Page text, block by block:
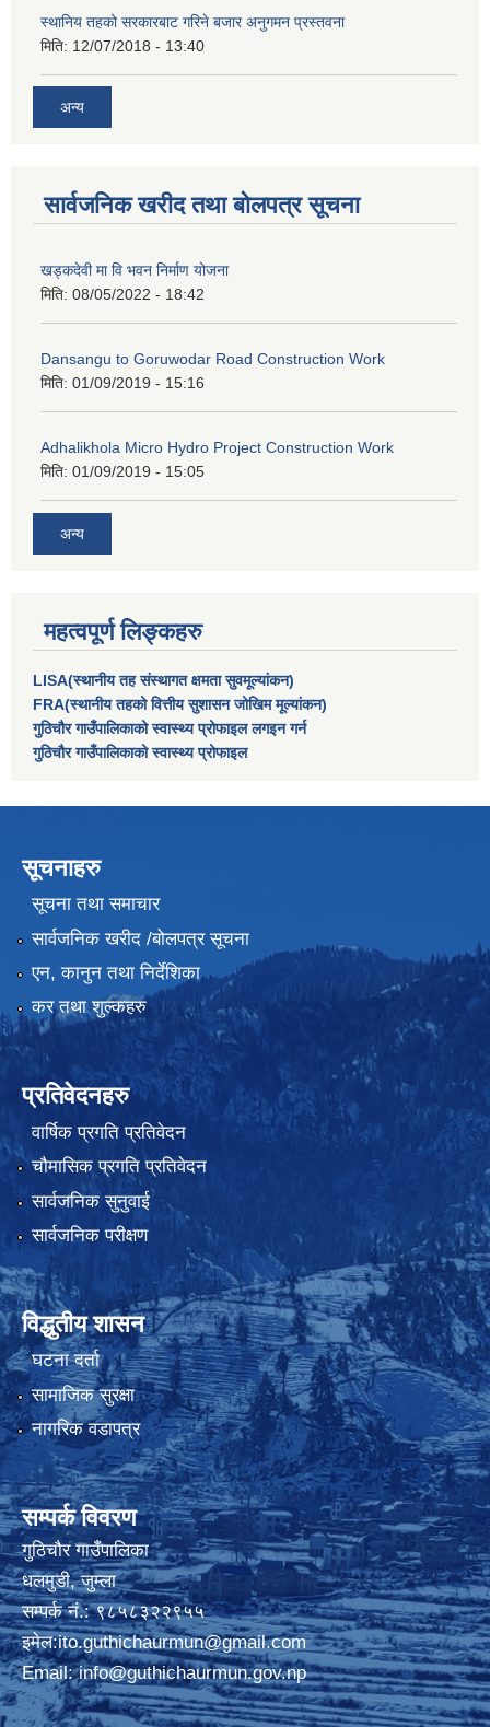
स्थानिय तहको सरकारबाट गरिने बजार अनुगमन प्रस्तवना
मिति: 12/07/2018 - 13:40
अन्य
सार्वजनिक खरीद तथा बोलपत्र सूचना
खड्कदेवी मा वि भवन निर्माण योजना
मिति: 08/05/2022 - 18:42
Dansangu to Goruwodar Road Construction Work
मिति: 01/09/2019 - 15:16
Adhalikhola Micro Hydro Project Construction Work
मिति: 01/09/2019 - 15:05
अन्य
महत्वपूर्ण लिङ्कहरु
LISA(स्थानीय तह संस्थागत क्षमता सुवमूल्यांकन)
FRA(स्थानीय तहको वित्तीय सुशासन जोखिम मूल्यांकन)
गुठिचौर गाउँपालिकाको स्वास्थ्य प्रोफाइल लगइन गर्न
गुठिचौर गाउँपालिकाको स्वास्थ्य प्रोफाइल
सूचनाहरु
सूचना तथा समाचार
सार्वजनिक खरीद /बोलपत्र सूचना
एन, कानुन तथा निर्देशिका
कर तथा शुल्कहरु
प्रतिवेदनहरु
वार्षिक प्रगति प्रतिवेदन
चौमासिक प्रगति प्रतिवेदन
सार्वजनिक सुनुवाई
सार्वजनिक परीक्षण
विद्धुतीय शासन
घटना दर्ता
सामाजिक सुरक्षा
नागरिक वडापत्र
सम्पर्क विवरण
गुठिचौर गाउँपालिका
धलमुडी, जुम्ला
सम्पर्क नं.: ९८५८३२२९५५
इमेल:ito.guthichaurmun@gmail.com
Email:info@guthichaurmun.gov.np